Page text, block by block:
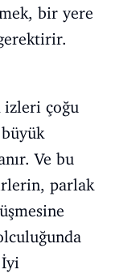
bir yere
izleri çoğu
Ve bu
parlak